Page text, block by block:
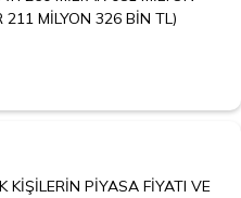
211 MİLYON 326 BİN TL)
KİŞİLERİN PİYASA FİYATI VE